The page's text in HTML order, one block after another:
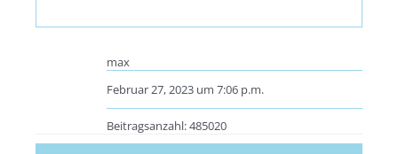
max
Februar 27, 2023 um 7:06 p.m.
Beitragsanzahl: 485020